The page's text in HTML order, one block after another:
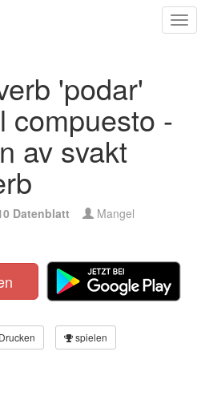
'podar'
compuesto -
av svakt
Datenblatt Mangel
spielen